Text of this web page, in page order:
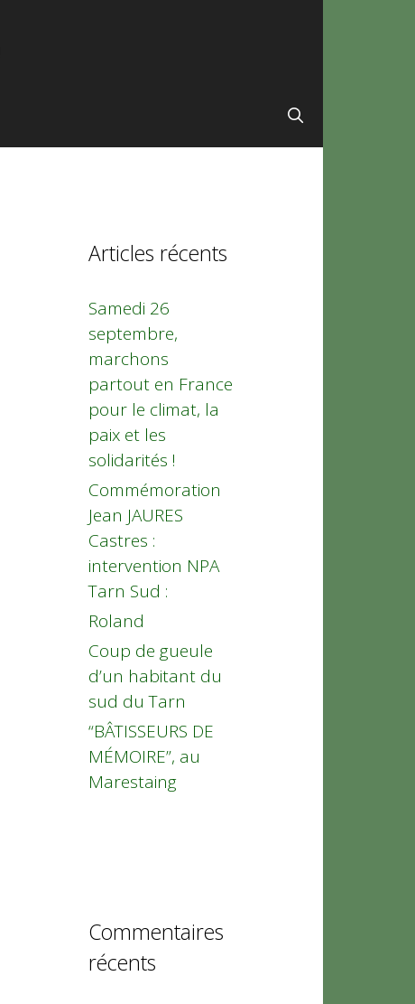
Articles récents
Samedi 26
septembre,
marchons
partout en France
pour le climat, la
paix et les
solidarités !
Commémoration
Jean JAURES
Castres :
intervention NPA
Tarn Sud :
Roland
Coup de gueule
d’un habitant du
sud du Tarn
“BÂTISSEURS DE
MÉMOIRE”, au
Marestaing
Commentaires
récents